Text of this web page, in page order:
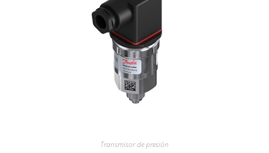
Transmisor de presión